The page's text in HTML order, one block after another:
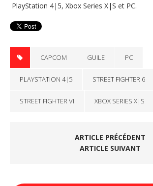
PlayStation 4|5, Xbox Series X|S et PC.
CAPCOM GUILE PC
PLAYSTATION 4|5 STREET FIGHTER 6
STREET FIGHTER VI XBOX SERIES X|S
ARTICLE PRÉCÉDENT
ARTICLE SUIVANT